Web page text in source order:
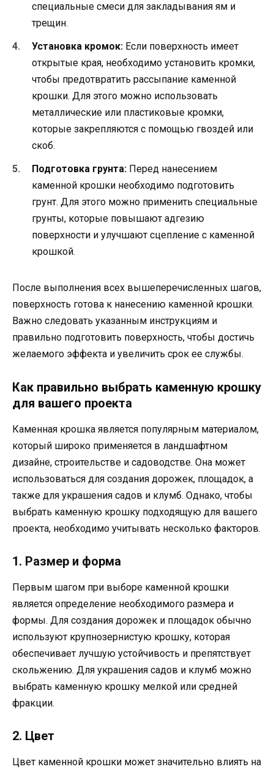
специальные смеси для закладывания ям и
трещин.
Установка кромок: Если поверхность имеет
открытые края, необходимо установить кромки,
чтобы предотвратить рассыпание каменной
крошки. Для этого можно использовать
металлические или пластиковые кромки,
которые закрепляются с помощью гвоздей или
скоб.
Подготовка грунта: Перед нанесением
каменной крошки необходимо подготовить
грунт. Для этого можно применить специальные
грунты, которые повышают адгезию
поверхности и улучшают сцепление с каменной
крошкой.
После выполнения всех вышеперечисленных шагов,
поверхность готова к нанесению каменной крошки.
Важно следовать указанным инструкциям и
правильно подготовить поверхность, чтобы достичь
желаемого эффекта и увеличить срок ее службы.
Как правильно выбрать каменную крошку
для вашего проекта
Каменная крошка является популярным материалом,
который широко применяется в ландшафтном
дизайне, строительстве и садоводстве. Она может
использоваться для создания дорожек, площадок, а
также для украшения садов и клумб. Однако, чтобы
выбрать каменную крошку подходящую для вашего
проекта, необходимо учитывать несколько факторов.
1. Размер и форма
Первым шагом при выборе каменной крошки
является определение необходимого размера и
формы. Для создания дорожек и площадок обычно
используют крупнозернистую крошку, которая
обеспечивает лучшую устойчивость и препятствует
скольжению. Для украшения садов и клумб можно
выбрать каменную крошку мелкой или средней
фракции.
2. Цвет
Цвет каменной крошки может значительно влиять на